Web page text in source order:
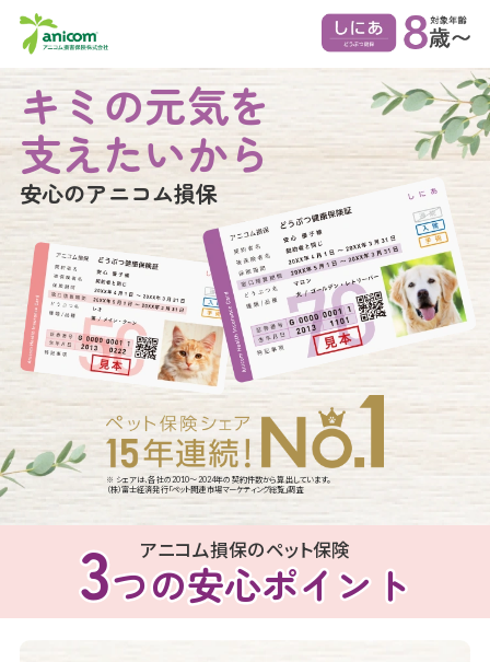
キミの元気を
支えたいから
安心のアニコム損保
※ シェアは、各社の2010～2024年の契約件数から算出しています。
（株）富士経済発行「ペット関連市場マーケティング総覧」調査
アニコム損保のペット保険
3つの安心ポイント
3つの安心ポイント